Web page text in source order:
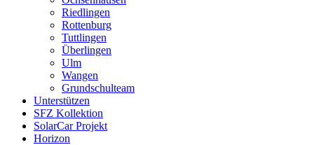
Riedlingen
Rottenburg
Tuttlingen
Überlingen
Ulm
Wangen
Grundschulteam
Unterstützen
SFZ Kollektion
SolarCar Projekt
Horizon